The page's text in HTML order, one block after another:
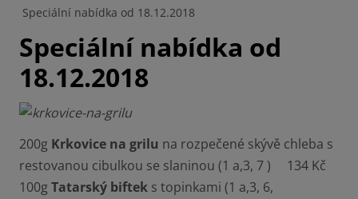
Speciální nabídka od 18.12.2018
Speciální nabídka od
18.12.2018
200g Krkovice na grilu na rozpečené skývě chleba s
restovanou cibulkou se slaninou (1 a,3, 7 ) 134 Kč
100gTatarský biftek s topinkami (1 a,3, 6,